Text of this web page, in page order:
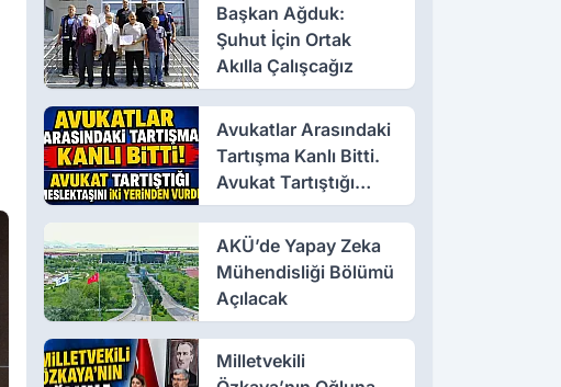
Başkan Ağduk:
Şuhut İçin Ortak
Akılla Çalışcağız
Avukatlar Arasındaki
Tartışma Kanlı Bitti.
Avukat Tartıştığı
Meslektaşını İki
Yerinden Vurdu
AKÜ’de Yapay Zeka
Mühendisliği Bölümü
Açılacak
Milletvekili